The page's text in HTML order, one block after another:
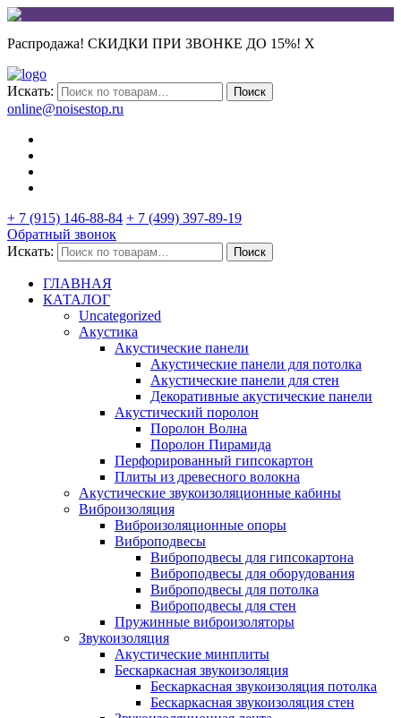
Распродажа! СКИДКИ ПРИ ЗВОНКЕ ДО 15%! X
Искать: Поиск
online@noisestop.ru
+ 7 (915) 146-88-84 + 7 (499) 397-89-19
Обратный звонок
Искать:
Поиск
ГЛАВНАЯ
КАТАЛОГ
Uncategorized
Акустика
Акустические панели
Акустические панели для потолка
Акустические панели для стен
Декоративные акустические панели
Акустический поролон
Поролон Волна
Поролон Пирамида
Перфорированный гипсокартон
Плиты из древесного волокна
Акустические звукоизоляционные кабины
Виброизоляция
Виброизоляционные опоры
Виброподвесы
Виброподвесы для гипсокартона
Виброподвесы для оборудования
Виброподвесы для потолка
Виброподвесы для стен
Пружинные виброизоляторы
Звукоизоляция
Акустические минплиты
Бескаркасная звукоизоляция
Бескаркасная звукоизоляция потолка
Бескаркасная звукоизоляция стен